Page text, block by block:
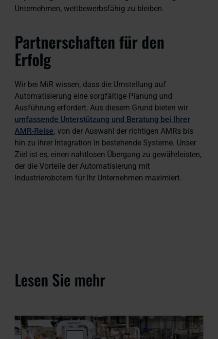
Unternehmen, wettbewerbsfähig zu bleiben.
Partnerschaften für den
Erfolg
Wir bei MiR wissen, dass die Umstellung auf
Automatisierung eine sorgfältige Planung und
Ausführung erfordert. Aus diesem Grund bieten wir
umfassende Unterstützung und Beratung bei Ihrer
AMR-Reise, von der Auswahl der richtigen AMRs bis
hin zu ihrer Integration in bestehende Systeme. Unser
Ziel ist es, einen nahtlosen Übergang zu gewährleisten,
der die Vorteile der Automatisierung mit
Industrierobotern für Ihr Unternehmen maximiert.
Lesen Sie mehr